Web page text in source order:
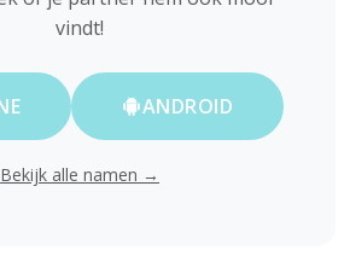
vindt!
ANDROID
Bekijk alle namen →